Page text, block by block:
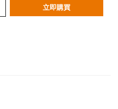
立即購買